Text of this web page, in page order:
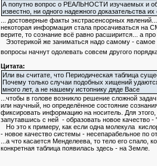
А попутно вопрос о РЕАЛЬНОСТИ изучаемых и
известно, ни одного надежного доказательства
... достоверные факты экстрасенсорных
некоторая информация стала просачиваться на
верите, то сознание всё равно расширится... а
Эзотерикой же заниматься надо самому - самое
вопросы начнут одолевать совсем другого
Цитата:
Или вы считате, что Периодическая таблица
Почему только случаи подобных хищений
много лет, а не нашему истопнику дяде Васе
...чтобы в голове возникло решение сложной
или научный, но определённое состояние
фиксировать информацию на носитель. Для
запутавшись с ней - образовать новое качество
Но это к примеру, как если одна молекула
- новое качество системы - несепарабельное по
...а что касается Менделеева, то тело его
конкретная таблица появилась здесь - на Земле.